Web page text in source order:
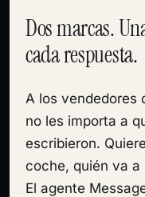
Dos marcas.
cada respuesta.
A los vendedores
no les importa a
escribieron.
coche, quién va a
El agente